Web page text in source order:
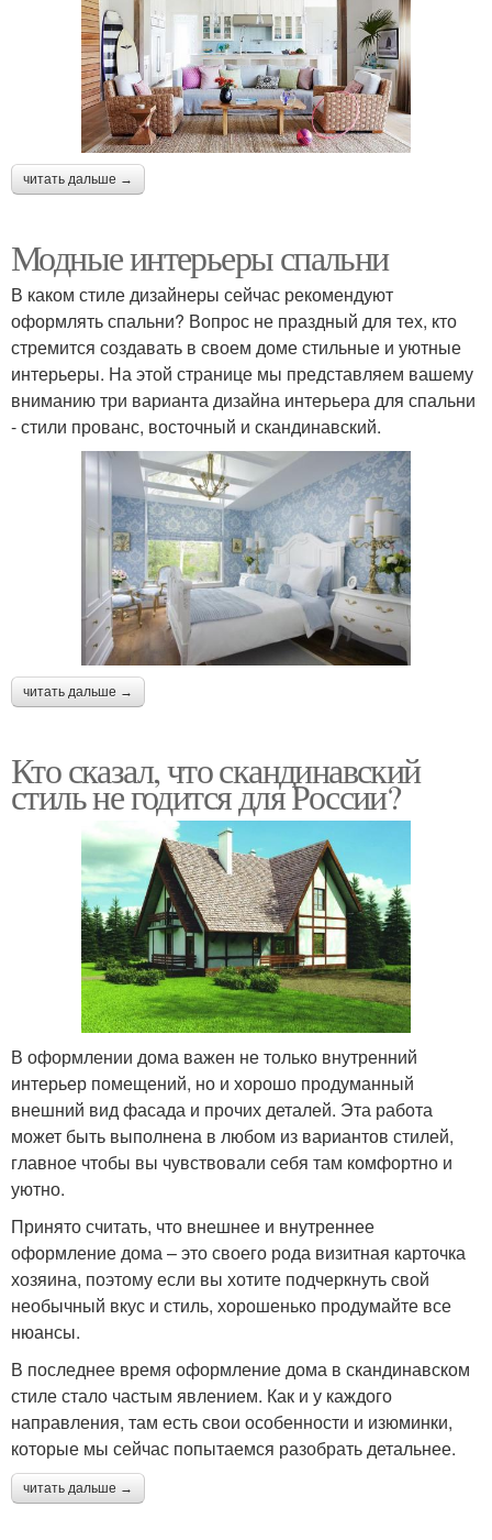
читать дальше →
Модные интерьеры спальни
В каком стиле дизайнеры сейчас рекомендуют
оформлять спальни? Вопрос не праздный для тех, кто
стремится создавать в своем доме стильные и уютные
интерьеры. На этой странице мы представляем вашему
вниманию три варианта дизайна интерьера для спальни
- стили прованс, восточный и скандинавский.
читать дальше →
Кто сказал, что скандинавский
стиль не годится для России?
В оформлении дома важен не только внутренний
интерьер помещений, но и хорошо продуманный
внешний вид фасада и прочих деталей. Эта работа
может быть выполнена в любом из вариантов стилей,
главное чтобы вы чувствовали себя там комфортно и
уютно.
Принято считать, что внешнее и внутреннее
оформление дома – это своего рода визитная карточка
хозяина, поэтому если вы хотите подчеркнуть свой
необычный вкус и стиль, хорошенько продумайте все
нюансы.
В последнее время оформление дома в скандинавском
стиле стало частым явлением. Как и у каждого
направления, там есть свои особенности и изюминки,
которые мы сейчас попытаемся разобрать детальнее.
читать дальше →